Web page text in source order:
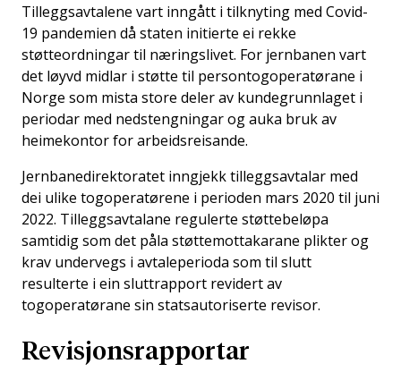
Tilleggsavtalene vart inngått i tilknyting med Covid-
19 pandemien då staten initierte ei rekke
støtteordningar til næringslivet. For jernbanen vart
det løyvd midlar i støtte til persontogoperatørane i
Norge som mista store deler av kundegrunnlaget i
periodar med nedstengningar og auka bruk av
heimekontor for arbeidsreisande.
Jernbanedirektoratet inngjekk tilleggsavtalar med
dei ulike togoperatørene i perioden mars 2020 til juni
2022. Tilleggsavtalane regulerte støttebeløpa
samtidig som det påla støttemottakarane plikter og
krav undervegs i avtaleperioda som til slutt
resulterte i ein sluttrapport revidert av
togoperatørane sin statsautoriserte revisor.
Revisjonsrapportar